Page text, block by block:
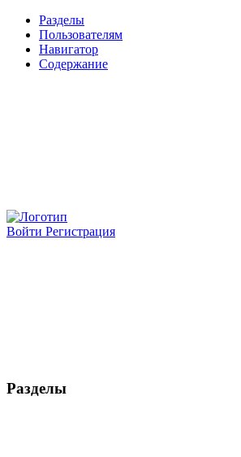
Разделы
Пользователям
Навигатор
Содержание
Войти Регистрация
Разделы